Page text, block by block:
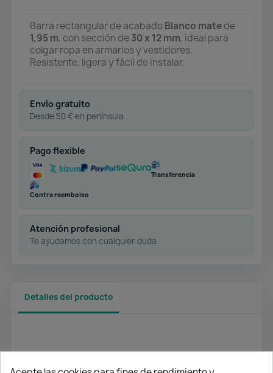
Barra rectangular de acabadoBlanco matede
1,95 m, con sección de30 x 12 mm, ideal para
colgar ropa en armarios y vestidores.
Resistente, ligera y fácil de instalar.
Envío gratuito
Desde 50 € en península
Pago flexible
Transferencia
Contra reembolso
Atención profesional
Te ayudamos con cualquier duda
Detalles del producto